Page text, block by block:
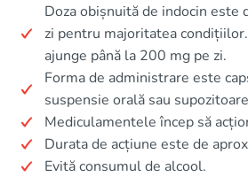
Doza obișnuită de indocin este
zi pentru majoritatea
ajunge până la 200 mg pe zi.
Forma de administrare este
suspensie orală sau
Mediculamentele încep să
Durata de acțiune este de
Evită consumul de alcool.